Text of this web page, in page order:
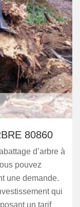
80860
d’arbre à
pouvez
une demande.
qui
un tarif